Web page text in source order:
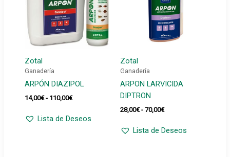
Zotal
Ganadería
ARPÓN DIAZIPOL
14,00€ - 110,00€Rango
desde
Lista de Deseos
Zotal
Ganadería
ARPON LARVICIDA
DIPTRON
28,00€ - 70,00€Rango
precios:
desde
Lista de Deseos